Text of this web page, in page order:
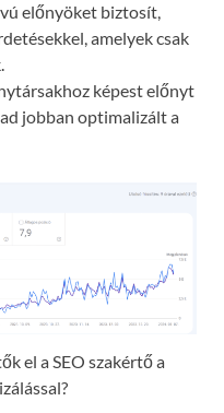
előnyöket biztosít,
amelyek csak
képest előnyt
jobban optimalizált a
el a SEO szakértő a